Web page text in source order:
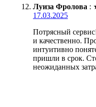
Луиза Фролова :
17.03.2025
Потрясный
и качественно.
интуитивно
пришли в срок.
неожиданных